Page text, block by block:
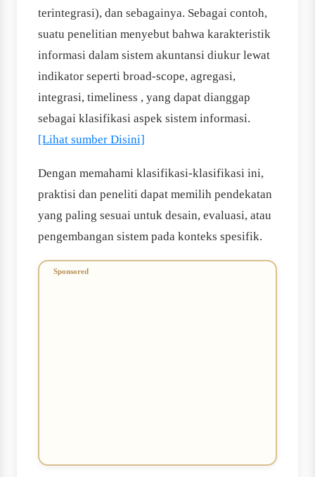
terintegrasi), dan sebagainya. Sebagai contoh,
suatu penelitian menyebut bahwa karakteristik
informasi dalam sistem akuntansi diukur lewat
indikator seperti broad-scope, agregasi,
integrasi, timeliness , yang dapat dianggap
sebagai klasifikasi aspek sistem informasi.
[Lihat sumber Disini]
Dengan memahami klasifikasi-klasifikasi ini,
praktisi dan peneliti dapat memilih pendekatan
yang paling sesuai untuk desain, evaluasi, atau
pengembangan sistem pada konteks spesifik.